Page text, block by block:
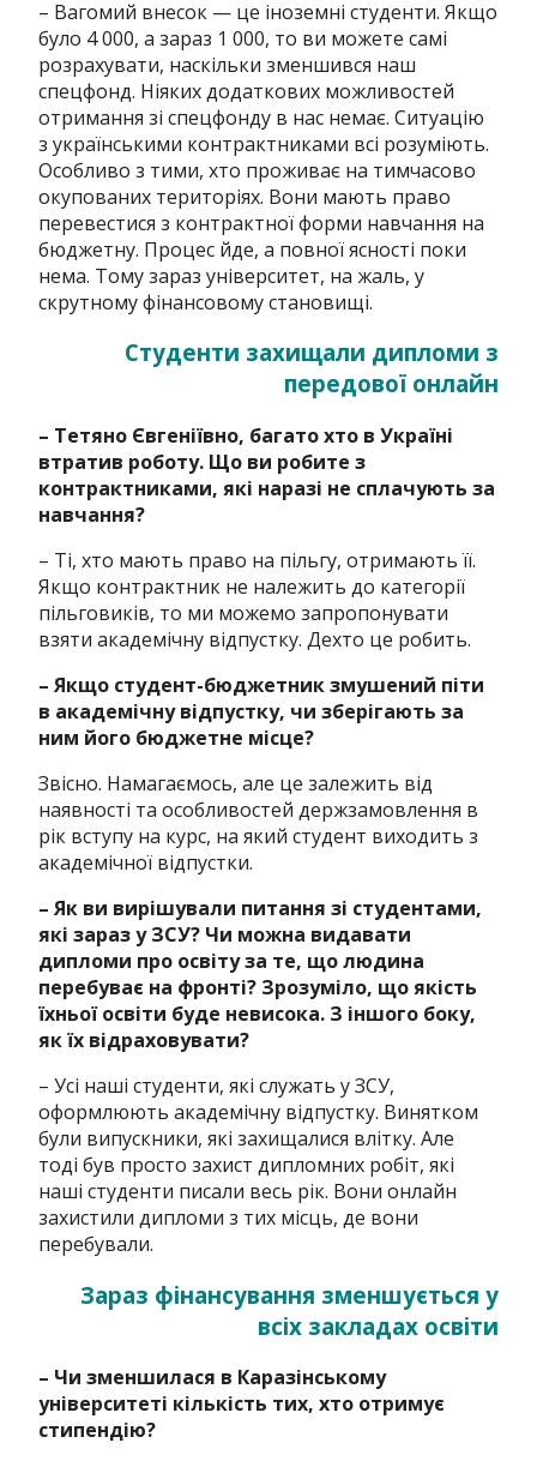
– Вагомий внесок — це іноземні студенти. Якщо
було 4 000, а зараз 1 000, то ви можете самі
розрахувати, наскільки зменшився наш
спецфонд. Ніяких додаткових можливостей
отримання зі спецфонду в нас немає. Ситуацію
з українськими контрактниками всі розуміють.
Особливо з тими, хто проживає на тимчасово
окупованих територіях. Вони мають право
перевестися з контрактної форми навчання на
бюджетну. Процес йде, а повної ясності поки
нема. Тому зараз університет, на жаль, у
скрутному фінансовому становищі.
Студенти захищали дипломи з
передової онлайн
– Тетяно Євгеніївно, багато хто в Україні
втратив роботу. Що ви робите з
контрактниками, які наразі не сплачують за
навчання?
– Ті, хто мають право на пільгу, отримають її.
Якщо контрактник не належить до категорії
пільговиків, то ми можемо запропонувати
взяти академічну відпустку. Дехто це робить.
– Якщо студент-бюджетник змушений піти
в академічну відпустку, чи зберігають за
ним його бюджетне місце?
Звісно. Намагаємось, але це залежить від
наявності та особливостей держзамовлення в
рік вступу на курс, на який студент виходить з
академічної відпустки.
– Як ви вирішували питання зі студентами,
які зараз у ЗСУ? Чи можна видавати
дипломи про освіту за те, що людина
перебуває на фронті? Зрозуміло, що якість
їхньої освіти буде невисока. З іншого боку,
як їх відраховувати?
– Усі наші студенти, які служать у ЗСУ,
оформлюють академічну відпустку. Винятком
були випускники, які захищалися влітку. Але
тоді був просто захист дипломних робіт, які
наші студенти писали весь рік. Вони онлайн
захистили дипломи з тих місць, де вони
перебували.
Зараз фінансування зменшується у
всіх закладах освіти
– Чи зменшилася в Каразінському
університеті кількість тих, хто отримує
стипендію?